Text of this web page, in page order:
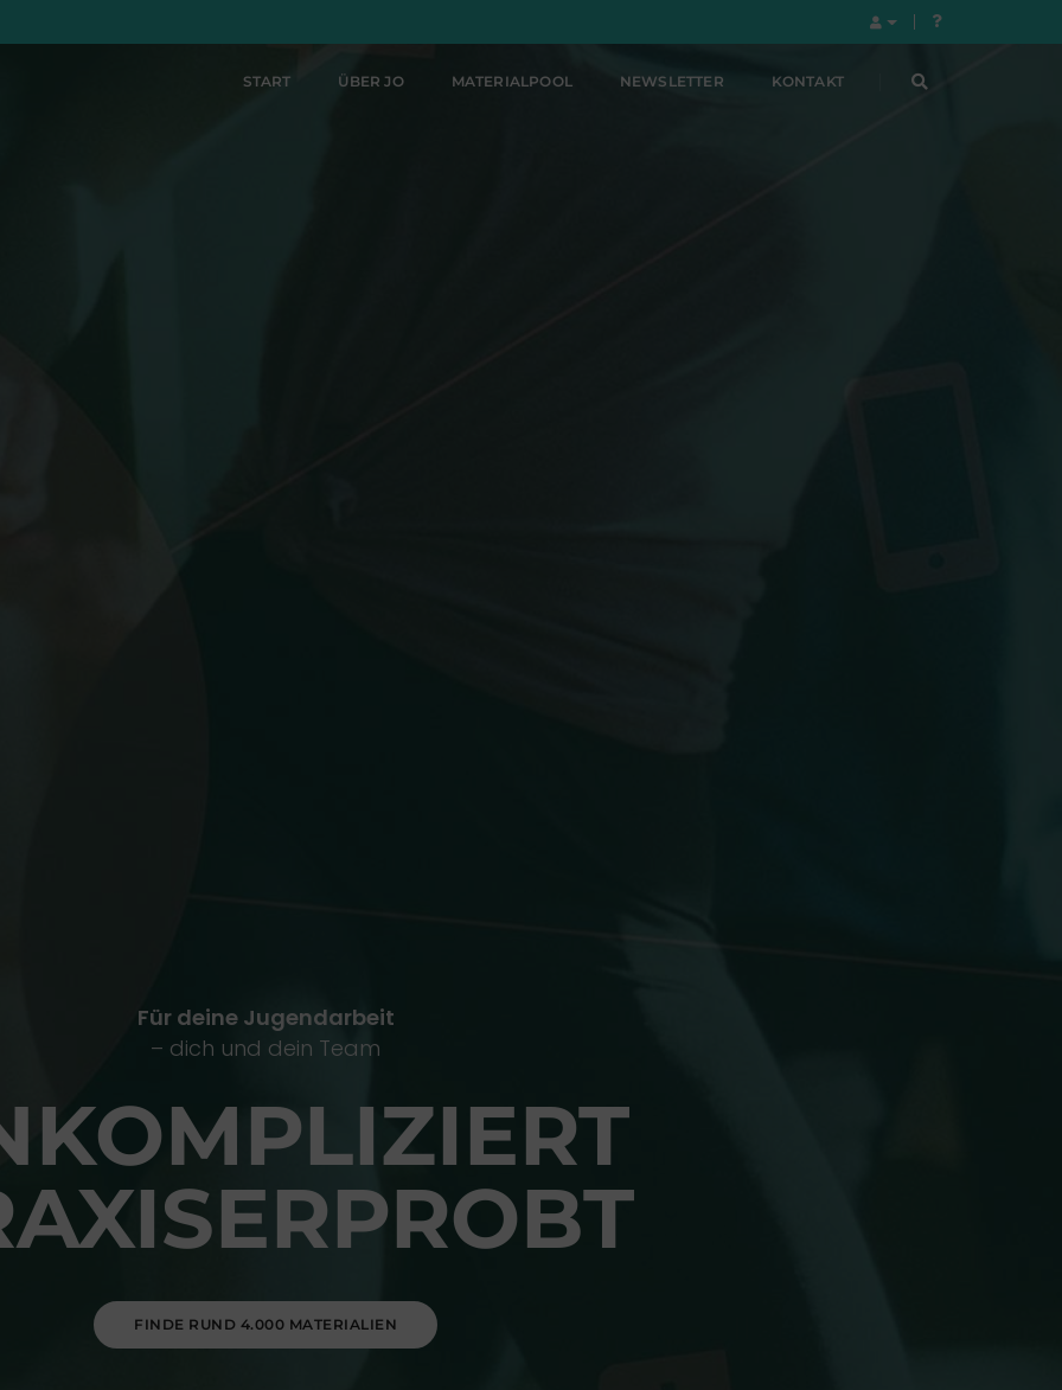
START ÜBER JO MATERIALPOOL NEWSLETTER KONTAKT
Für deine Jugendarbeit
– dich und dein Team
FINDE RUND 4.000 MATERIALIEN